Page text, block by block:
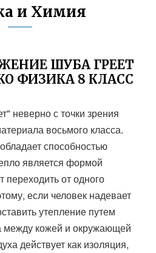
и Химия
ШУБА ГРЕЕТ
ФИЗИКА 8 КЛАСС
неверно с точки зрения
восьмого класса.
способностью
является формой
переходить от одного
если человек надевает
утепление путем
между кожей и окружающей
действует как изоляция,